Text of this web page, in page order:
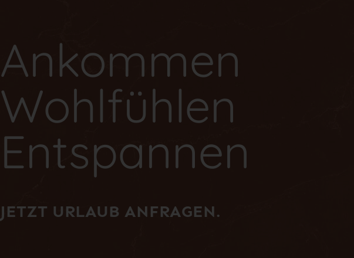
Ankommen
Wohlfühlen
Entspannen
JETZT URLAUB ANFRAGEN.